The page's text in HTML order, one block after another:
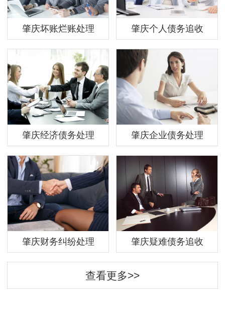
肇庆坏账烂账处理 肇庆个人债务追收
肇庆经济债务处理 肇庆企业债务处理
肇庆财务纠纷处理 肇庆疑难债务追收
查看更多>>